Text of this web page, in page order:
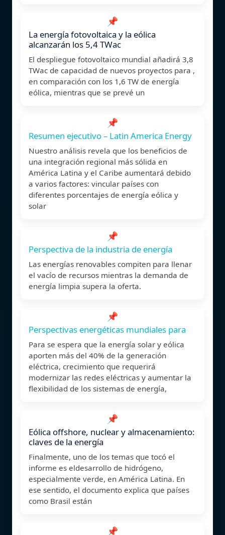
📌
La energía fotovoltaica y la eólica
alcanzarán los 5,4 TWac
El despliegue fotovoltaico mundial añadirá 3,8
TWac de capacidad de nuevos proyectos para ,
en comparación con los 1,6 TW de energía
eólica, mientras que se prevé un
📌
Resumen ejecutivo – Latin America Energy
Nuestro análisis revela que los beneficios de
una integración regional más sólida en
América Latina y el Caribe aumentará debido
a varios factores: vincular países con
diferentes porcentajes de energía eólica y
solar
📌
Perspectiva de la industria de energía
Las energías renovables compiten para llenar
el vacío de recursos mientras la demanda de
energía limpia supera la oferta.
📌
Perspectivas energéticas mundiales para
Para se espera que la energía solar y eólica
aporten más del 40% de la generación
eléctrica, crecimiento que requerirá
modernizar las redes eléctricas y aumentar la
flexibilidad de los sistemas de energía,
📌
Eólica offshore, nuclear y almacenamiento:
claves de la energía
Finalmente, uno de los temas que tocó el
informe es eldesarrollo de hidrógeno,
especialmente verde, en América Latina. En
ese sentido, el documento explica que países
como Brasil están
📌